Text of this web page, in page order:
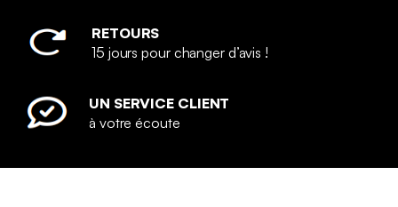
RETOURS
15 jours pour changer d’avis !
UN SERVICE CLIENT
à votre écoute